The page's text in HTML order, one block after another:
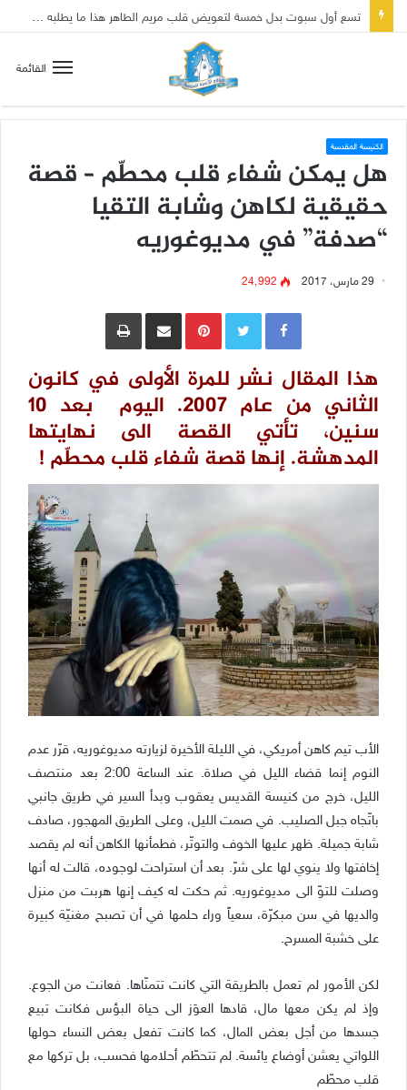
القائمة
الكنيسة المقدسة
هل يمكن شفاء قلب محطّم – قصة
حقيقية لكاهن وشابة التقيا
“صدفة” في مديوغوريه
29 مارس، 2017 24٬992
Pinterestمشاركة عبر البريد طباعة
هذا المقال نشر للمرة الأولى في كانون
الثاني من عام 2007. اليوم بعد 10
سنين، تأتي القصة الى نهايتها
المدهشة. إنها قصة شفاء قلب محطّم !
الأب تيم كاهن أمريكي، في الليلة الأخيرة لزيارته مديوغوريه، قرّر عدم
النوم إنما قضاء الليل في صلاة. عند الساعة 2:00 بعد منتصف
الليل، خرج من كنيسة القديس يعقوب وبدأ السير في طريق جانبي
باتّجاه جبل الصليب. في صمت الليل، وعلى الطريق المهجور، صادف
شابة جميلة. ظهر عليها الخوف والتوتّر، فطمأنها الكاهن أنه لم يقصد
إخافتها ولا ينوي لها على شرّ. بعد أن استراحت لوجوده، قالت له أنها
وصلت للتوّ الى مديوغوريه. ثم حكت له كيف إنها هربت من منزل
والديها في سن مبكرّة، سعياً وراء حلمها في أن تصبح مغنيّة كبيرة
على خشبة المسرح.
لكن الأمور لم تعمل بالطريقة التي كانت تتمنّاها. فعانت من الجوع.
وإذ لم يكن معها مال، قادها العوَز الى حياة البؤس فكانت تبيع
جسدها من أجل بعض المال، كما كانت تفعل بعض النساء حولها
اللواتي يعشن أوضاع يائسة. لم تتحطّم أحلامها فحسب، بل تركها مع
قلب محطّم